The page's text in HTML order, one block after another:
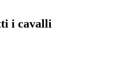
i cavalli